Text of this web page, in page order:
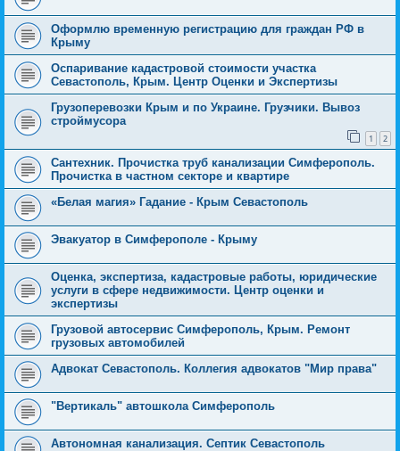
Оформлю временную регистрацию для граждан РФ в
Крыму
Оспаривание кадастровой стоимости участка
Севастополь, Крым. Центр Оценки и Экспертизы
Грузоперевозки Крым и по Украине. Грузчики. Вывоз
строймусора
1 2
Сантехник. Прочистка труб канализации Симферополь.
Прочистка в частном секторе и квартире
«Белая магия» Гадание - Крым Севастополь
Эвакуатор в Симферополе - Крыму
Оценка, экспертиза, кадастровые работы, юридические
услуги в сфере недвижимости. Центр оценки и
экспертизы
Грузовой автосервис Симферополь, Крым. Ремонт
грузовых автомобилей
Адвокат Севастополь. Коллегия адвокатов "Мир права"
"Вертикаль" автошкола Симферополь
Автономная канализация. Септик Севастополь